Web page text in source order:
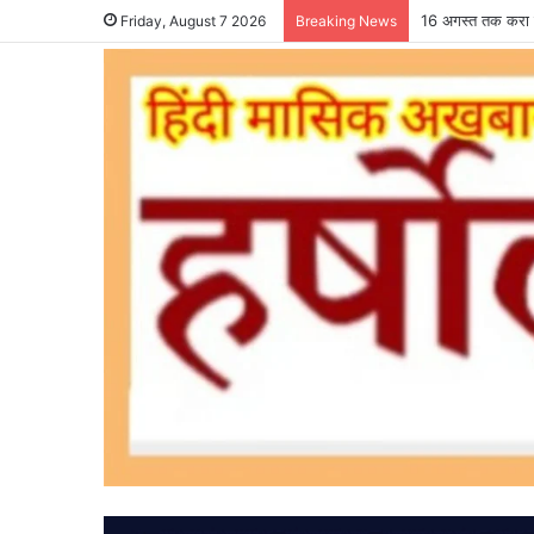
Friday, August 7 2026 Breaking News 16 अगस्त तक करा